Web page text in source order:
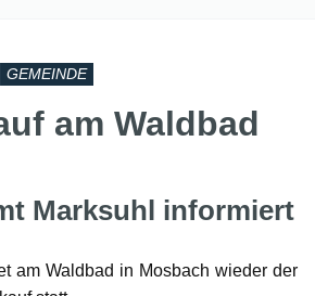
GEMEINDE
am Waldbad
Marksuhl informiert
am Waldbad in Mosbach wieder der